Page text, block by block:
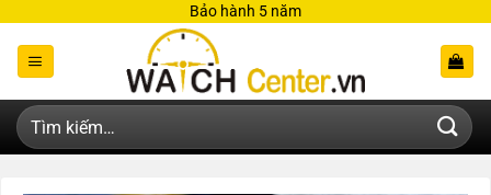
qua
dung
Bảo hành 5 năm
Tìm
kiếm: